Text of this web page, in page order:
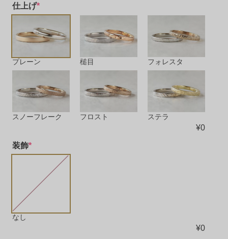
仕上げ*
プレーン 槌目 フォレスタ
スノーフレーク フロスト ステラ
¥0
装飾*
なし
¥0